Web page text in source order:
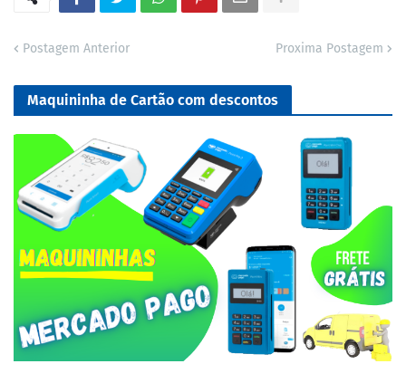
Postagem Anterior Proxima Postagem
Maquininha de Cartão com descontos